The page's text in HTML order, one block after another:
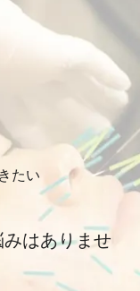
たい
はありませ